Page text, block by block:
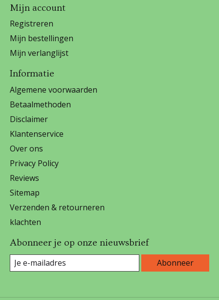
Mijn account
Registreren
Mijn bestellingen
Mijn verlanglijst
Informatie
Algemene voorwaarden
Betaalmethoden
Disclaimer
Klantenservice
Over ons
Privacy Policy
Reviews
Sitemap
Verzenden & retourneren
klachten
Abonneer je op onze nieuwsbrief
Abonneer